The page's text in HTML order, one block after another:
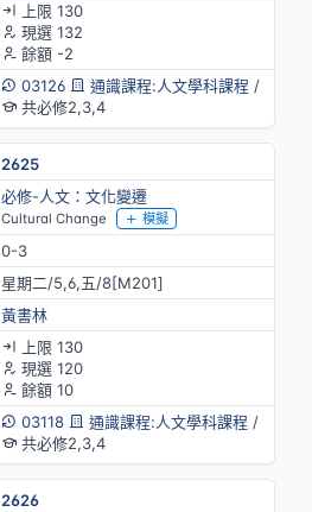
上限 130
現選 132
餘額 -2
03126
通識課程:人文學科課程 /
共必修2,3,4
2625
必修-人文：文化變遷
Cultural Change 模擬
0-3
星期二/5,6,五/8[M201]
黃書林
上限 130
現選 120
餘額 10
03118
通識課程:人文學科課程 /
共必修2,3,4
2626